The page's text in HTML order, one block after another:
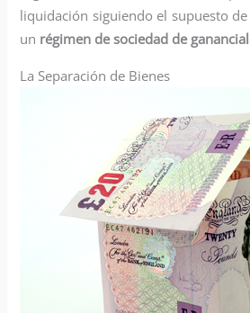
liquidación siguiendo el supuesto
un régimen de sociedad de
La Separación de Bienes